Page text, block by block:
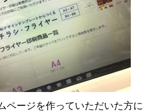
ページを作っていただいた方に